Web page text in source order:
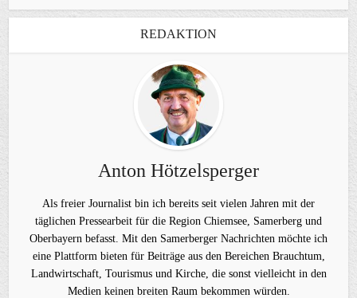
REDAKTION
Anton Hötzelsperger
Als freier Journalist bin ich bereits seit vielen Jahren mit der
täglichen Pressearbeit für die Region Chiemsee, Samerberg und
Oberbayern befasst. Mit den Samerberger Nachrichten möchte ich
eine Plattform bieten für Beiträge aus den Bereichen Brauchtum,
Landwirtschaft, Tourismus und Kirche, die sonst vielleicht in den
Medien keinen breiten Raum bekommen würden.